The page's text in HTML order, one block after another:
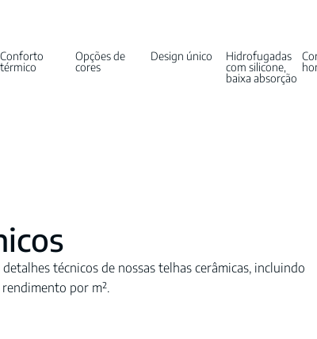
técnicos de nossas telhas cerâmicas, incluindo
por m².
Conforto
térmico
Opções de
cores
Design único
Hidrofugadas
com silicone,
baixa absorção